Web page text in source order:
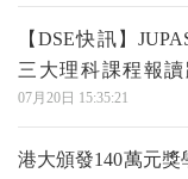
【DSE快訊】
三大理科課程報
31%
07月20日 15:35:21
港大頒發140萬元